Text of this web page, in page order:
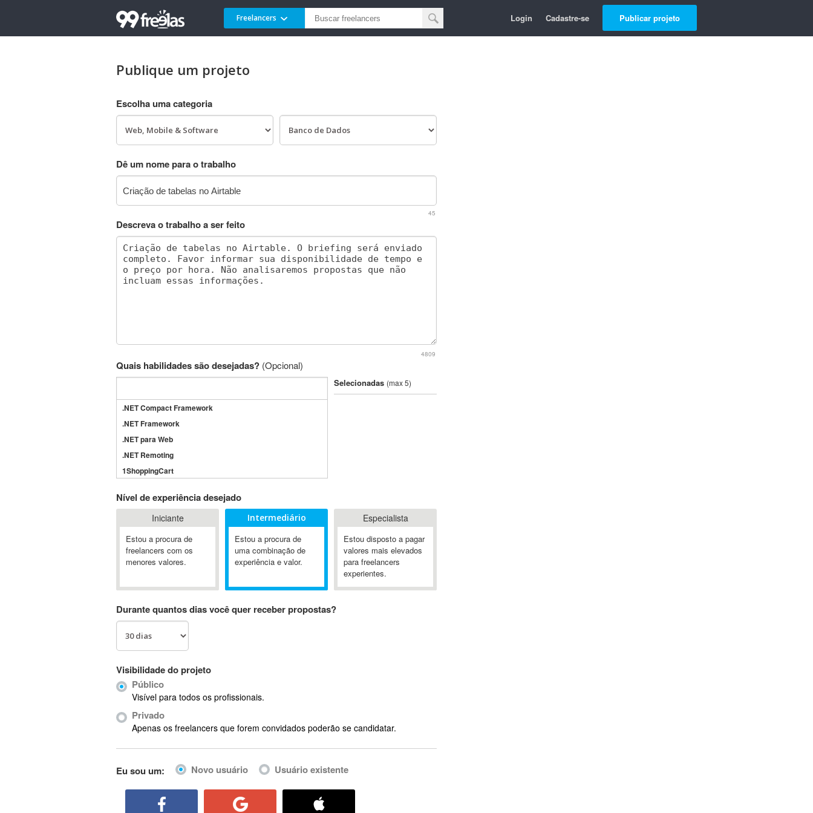
Freelancers Login Cadastre-se Publicar projeto
Publique um projeto
Escolha uma categoria
Dê um nome para o trabalho
45
Descreva o trabalho a ser feito
4809
Quais habilidades são desejadas? (Opcional)
.NET Compact Framework
.NET Framework
.NET para Web
.NET Remoting
1ShoppingCart
3GSM
4D Dimension
802.11
A&P
A-GPS
Ab Initio
ABIS
AbleCommerce
Ableton Live
Abstract Window Toolkit (AWT)
Selecionadas (max 5)
Nível de experiência desejado
Iniciante
Estou a procura de
freelancers com os
menores valores.
Intermediário
Estou a procura de
uma combinação de
experiência e valor.
Especialista
Estou disposto a pagar
valores mais elevados
para freelancers
experientes.
Durante quantos dias você quer receber propostas?
Visibilidade do projeto
Público
Visível para todos os profissionais.
Privado
Apenas os freelancers que forem convidados poderão se candidatar.
Eu sou um: Novo usuário Usuário existente